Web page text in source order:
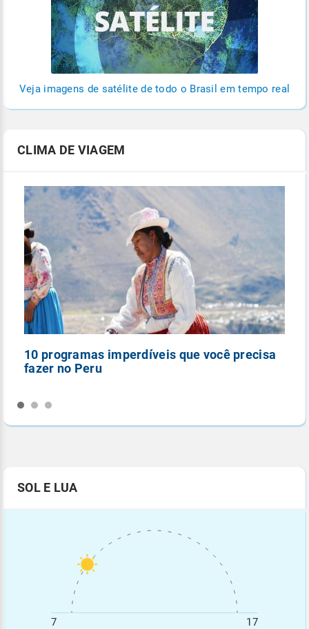
Veja imagens de satélite de todo o Brasil em tempo real
CLIMA DE VIAGEM
10 programas imperdíveis que você precisa
fazer no Peru
SOL E LUA
7 17